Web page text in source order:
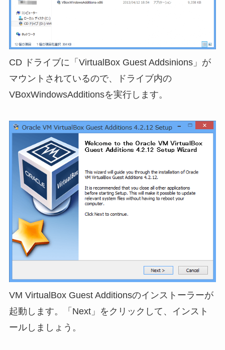
CD ドライブに「VirtualBox Guest Addsinions」が
マウントされているので、ドライブ内の
VBoxWindowsAdditionsを実行します。
VM VirtualBox Guest Additionsのインストーラーが
起動します。「Next」をクリックして、インスト
ールしましょう。